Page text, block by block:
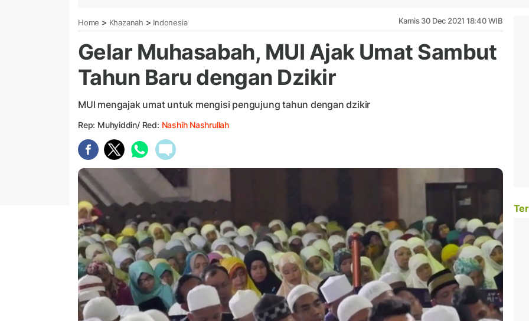
Home > Khazanah > Indonesia Kamis 30 Dec 2021 18:40 WIB
Gelar Muhasabah, MUI Ajak Umat Sambut
Tahun Baru dengan Dzikir
MUI mengajak umat untuk mengisi pengujung tahun dengan dzikir
Rep: Muhyiddin/ Red: Nashih Nashrullah